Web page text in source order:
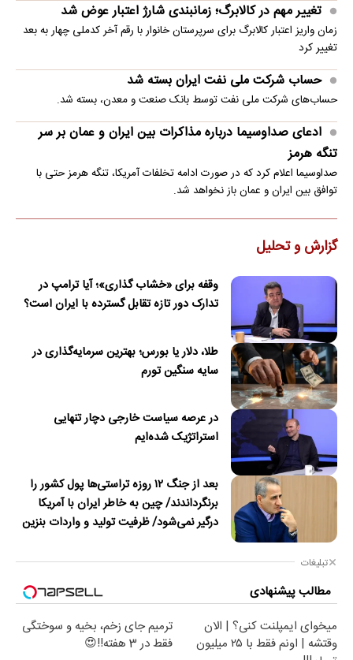
تغییر مهم در کالابرگ؛ زمانبندی‌ شارژ اعتبار عوض شد
زمان واریز اعتبار کالابرگ برای سرپرستان خانوار با رقم آخر کدملی چهار به بعد
تغییر کرد
حساب‌ شرکت ملی نفت ایران بسته شد
حساب‌های شرکت ملی نفت توسط بانک صنعت و معدن، بسته شد.
ادعای صداوسیما درباره مذاکرات بین ایران و عمان بر سر
تنگه هرمز
صداوسیما اعلام کرد که در صورت ادامه تخلفات آمریکا، تنگه هرمز حتی با
توافق بین ایران و عمان باز نخواهد شد.
گزارش و تحلیل
وقفه برای «خشاب گذاری»؛ آیا ترامپ در
تدارک دور تازه تقابل گسترده با ایران است؟
طلا، دلار یا بورس؛ بهترین سرمایه‌گذاری در
سایه سنگین تورم
در عرصه سیاست خارجی دچار تنهایی
استراتژیک شده‌ایم
بعد از جنگ ۱۲ روزه تراستی‌ها پول کشور را
برنگرداندند/ چین به خاطر ایران با آمریکا
درگیر نمی‌شود/ ظرفیت تولید و واردات بنزین
توانایی ذخیره نفت در محاصره را داریم
تبلیغات
مطالب پیشنهادی
میخوای ایمپلنت کنی؟ | الان
وقتشه | اونم فقط با ۲۵ میلیون
ترمیم جای زخم، بخیه و سوختگی
فقط در 3 هفته!!😍